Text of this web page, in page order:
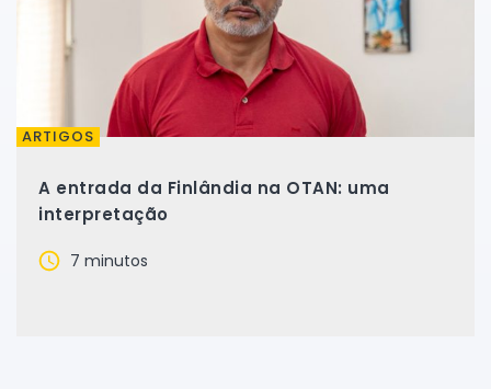
ARTIGOS
A entrada da Finlândia na OTAN: uma
interpretação
7 minutos